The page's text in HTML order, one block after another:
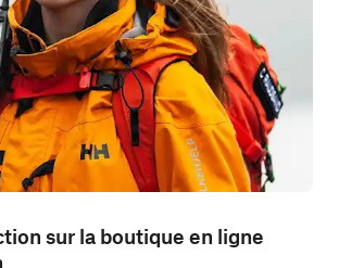
sur la boutique en ligne